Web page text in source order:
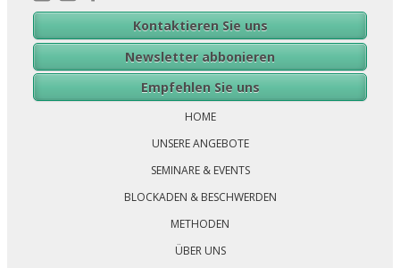
Kontaktieren Sie uns
Newsletter abbonieren
Empfehlen Sie uns
Navigation
überspringen
HOME
UNSERE ANGEBOTE
SEMINARE & EVENTS
BLOCKADEN & BESCHWERDEN
METHODEN
ÜBER UNS